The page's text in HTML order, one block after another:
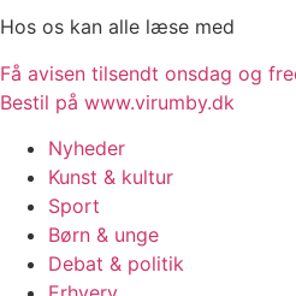
Hos os kan alle læse med
Få avisen tilsendt onsdag og
Bestil på www.virumby.dk
Nyheder
Kunst & kultur
Sport
Børn & unge
Debat & politik